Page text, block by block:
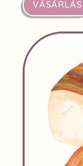
VÁSÁRLÁS